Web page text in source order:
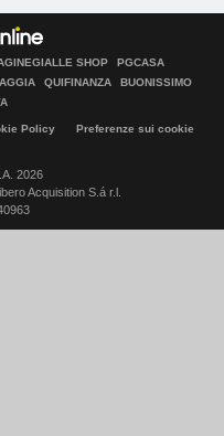
SHOP
PGCASA
QUIFINANZA
BUONISSIMO
Policy
Preferenze sui cookie
2026
Acquisition S.á r.l.